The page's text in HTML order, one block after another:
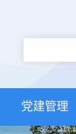
党建管理